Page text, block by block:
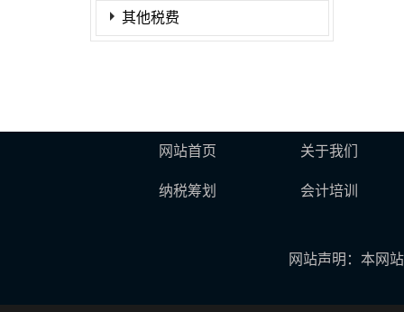
其他税费
网站首页 关于我们
纳税筹划 会计培训
网站声明：本网